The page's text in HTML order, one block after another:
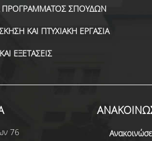
ΣΠΟΥΔΩΝ
ΚΑΙ ΠΤΥΧΙΑΚΗ ΕΡΓΑΣΙΑ
ΕΞΕΤΑΣΕΙΣ
76